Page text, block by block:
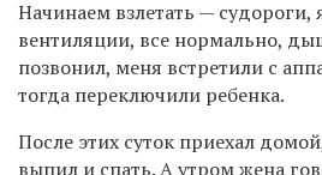
Начинаем взлетать — судороги,
вентиляции, все нормально,
позвонил, меня встретили с
тогда переключили ребенка.
После этих суток приехал
выпил и спать. А утром жена